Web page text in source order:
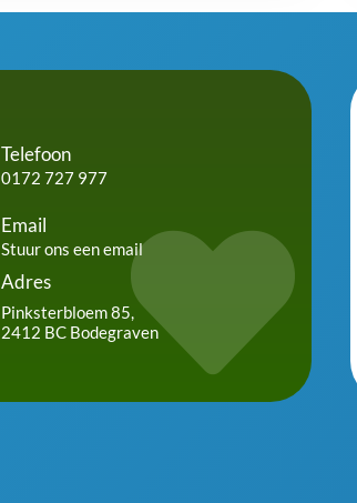
Telefoon
0172 727 977
Email
Stuur ons een email
Adres
Pinksterbloem 85,
2412 BC Bodegraven